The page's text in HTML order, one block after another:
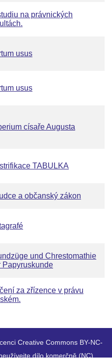
na právnických
usus
usus
císaře Augusta
TABULKA
a občanský zákon
und Chrestomathie
Papyruskunde
za zřízence v právu
Creative Commons BY-NC-
dílo komerčně (NC),